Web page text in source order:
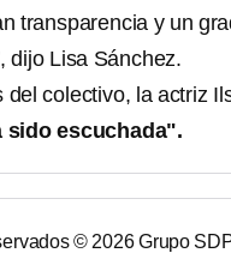
transparencia y un
dijo Lisa Sánchez.
colectivo, la actriz
sido escuchada".
© 2026Grupo